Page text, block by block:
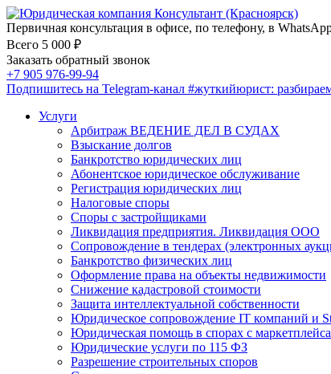
Первичная консультация в офисе, по телефону, в
Всего 5 000 ₽
Заказать обратный звонок
+7 905 976-99-94
Подпишитесь на Telegram-канал #жуткийюрист:
Услуги
Арбитраж ВЕДЕНИЕ ДЕЛ В СУДАХ
Взыскание долгов
Банкротство юридических лиц
Абонентское юридическое обслуживание
Регистрация юридических лиц
Налоговые споры
Споры с застройщиками
Ликвидация предприятия. Ликвидация ООО
Сопровождение в тендерах (электронных
Банкротство физических лиц
Оформление права на объекты недвижимости
Снижение кадастровой стоимости
Защита интеллектуальной собственности
Юридическое сопровождение IT компаний и
Юридическая помощь в спорах с
Юридические услуги по 115 ФЗ
Разрешение строительных споров